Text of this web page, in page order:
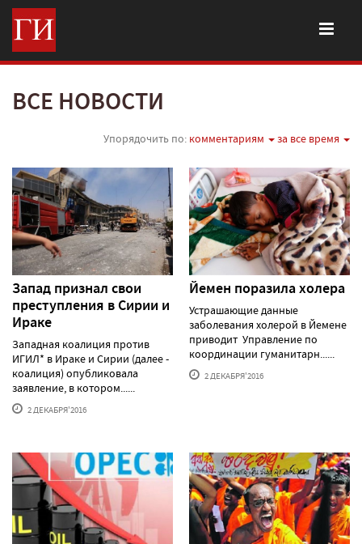
ВСЕ НОВОСТИ
Упорядочить по: комментариям за все время
Запад признал свои
преступления в Сирии и
Ираке
Западная коалиция против
ИГИЛ* в Ираке и Сирии (далее -
коалиция) опубликовала
заявление, в котором......
2 ДЕКАБРЯ'2016
Йемен поразила холера
Устрашающие данные
заболевания холерой в Йемене
приводит Управление по
координации гуманитарн......
2 ДЕКАБРЯ'2016